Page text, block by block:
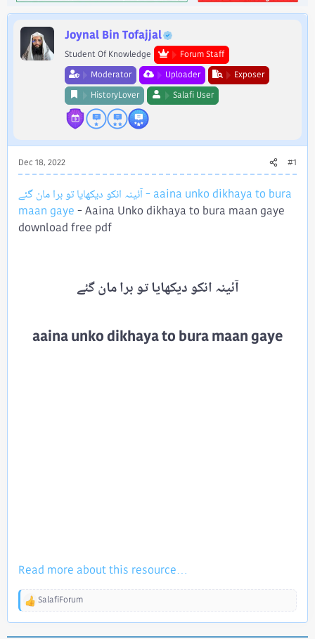
t
e
r
Joynal Bin Tofajjal
Student Of Knowledge
Forum Staff
Moderator
Uploader
Exposer
HistoryLover
Salafi User
Dec 18, 2022 #1
آئینہ انکو دیکھایا تو برا مان گئے - aaina unko dikhaya to bura
maan gaye - Aaina Unko dikhaya to bura maan gaye
download free pdf
آئینہ انکو دیکھایا تو برا مان گئے​
aaina unko dikhaya to bura maan gaye​
Read more about this resource...
R
SalafiForum